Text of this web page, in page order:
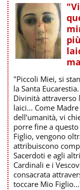
"Piccoli Miei, si
la Santa
Divinità attraverso
laici... Come
dell’umanità, vi
porre fine a
Figlio, vengono
attribuiscono
Sacerdoti e agli
Cardinali e i
consacrata
toccare Mio